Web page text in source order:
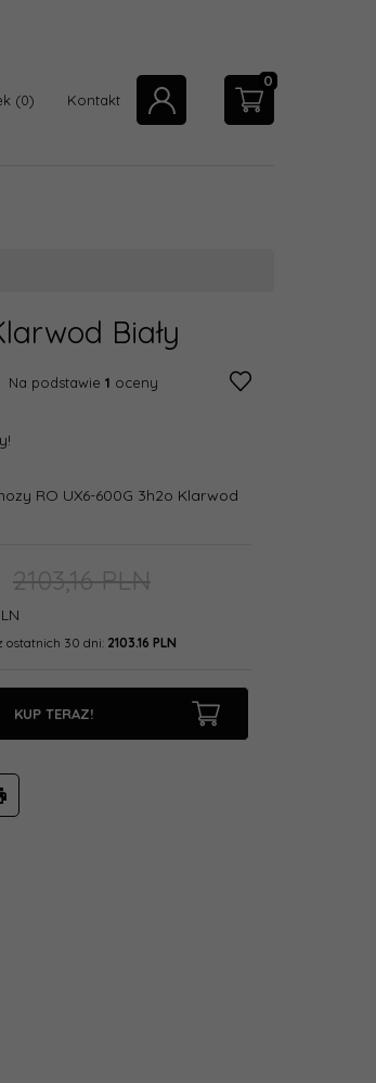
Kontakt
0
Biały
Na podstawie 1 oceny
RO UX6-600G 3h2o Klarwod
2103,16 PLN
ostatnich 30 dni: 2103.16 PLN
KUP TERAZ!